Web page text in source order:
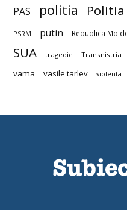
PAS politia
PSRM putin Republica
SUA tragedie Transnistria
vama vasile tarlev violenta